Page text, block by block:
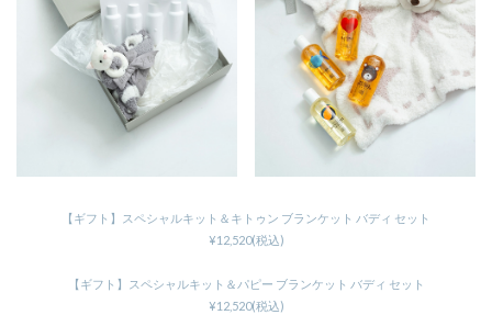
【ギフト】スペシャルキット＆キトゥン ブランケット バディ セット
¥12,520(税込)
【ギフト】スペシャルキット＆パピー ブランケット バディ セット
¥12,520(税込)